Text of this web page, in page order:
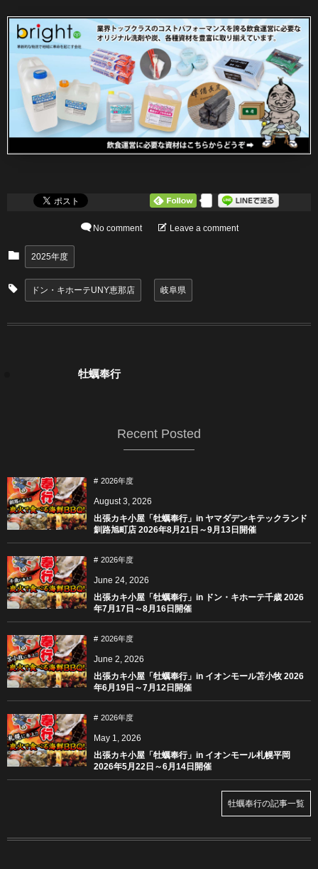
No comment Leave a comment
2025年度
ドン・キホーテUNY恵那店 岐阜県
牡蠣奉行
Recent Posted
2026年度
August 3 2026
出張カキ小屋「牡蠣奉行」in ヤマダデンキテックランド
釧路旭町店 2026年8月21日～9月13日開催
2026年度
June 24 2026
出張カキ小屋「牡蠣奉行」in ドン・キホーテ千歳 2026
年7月17日～8月16日開催
2026年度
June 2 2026
出張カキ小屋「牡蠣奉行」in イオンモール苫小牧 2026
年6月19日～7月12日開催
2026年度
May 1
2026
出張カキ小屋「牡蠣奉行」in イオンモール札幌平岡
2026年5月22日～6月14日開催
牡蠣奉行の記事一覧